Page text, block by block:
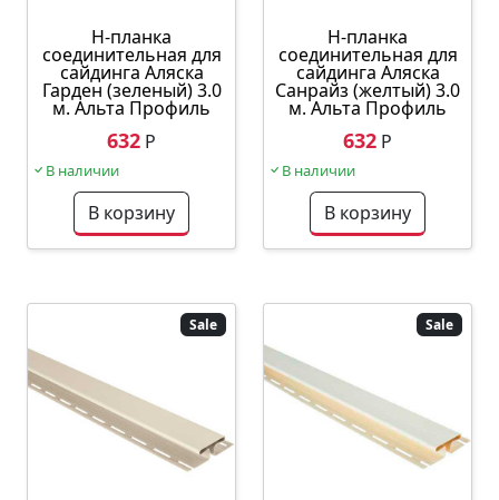
Н-планка
соединительная для
сайдинга Аляска
Гарден (зеленый) 3.0
м. Альта Профиль
632 Р
В наличии
В корзину
Н-планка
соединительная для
сайдинга Аляска
Санрайз (желтый) 3.0
м. Альта Профиль
632 Р
В наличии
В корзину
Sale Sale